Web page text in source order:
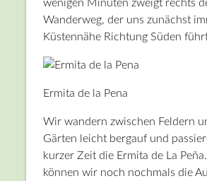
wenigen Minuten zweigt rechts
Wanderweg, der uns zunächst
Küstennähe Richtung Süden
Ermita de la Pena
Wir wandern zwischen Feldern
Gärten leicht bergauf und
kurzer Zeit die Ermita de La
können wir noch nochmals die